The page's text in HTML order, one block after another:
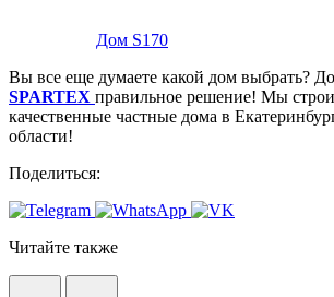
Дом S170
Вы все еще думаете какой дом выбрать?
SPARTEX правильное решение! Мы
качественные частные дома в
области!
Поделиться:
Читайте также